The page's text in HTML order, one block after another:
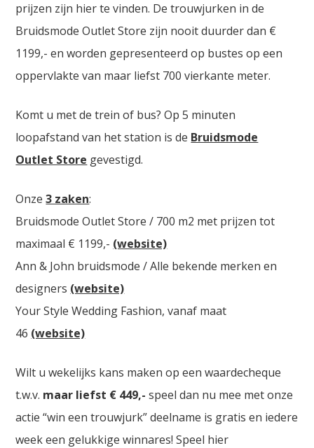
prijzen zijn hier te vinden. De trouwjurken in de
Bruidsmode Outlet Store zijn nooit duurder dan €
1199,- en worden gepresenteerd op bustes op een
oppervlakte van maar liefst 700 vierkante meter.
Komt u met de trein of bus? Op 5 minuten
loopafstand van het station is de Bruidsmode
Outlet Store gevestigd.
Onze3 zaken:
Bruidsmode Outlet Store / 700 m2 met prijzen tot
maximaal € 1199,- (website)
Ann & John bruidsmode / Alle bekende merken en
designers (website)
Your Style Wedding Fashion, vanaf maat
46 (website)
Wilt u wekelijks kans maken op een waardecheque
t.w.v. maar liefst € 449,- speel dan nu mee met onze
actie “win een trouwjurk” deelname is gratis en iedere
week een gelukkige winnares! Speel hier